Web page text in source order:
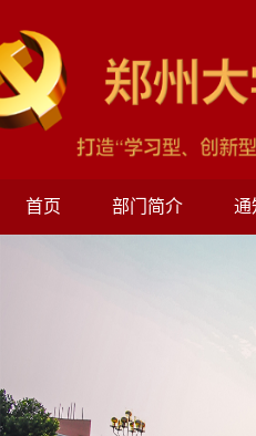
首页 部门简介 通